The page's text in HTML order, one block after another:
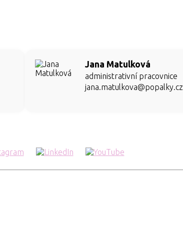
Jana Matulková
administrativní pracovnice
jana.matulkova@popalky.cz